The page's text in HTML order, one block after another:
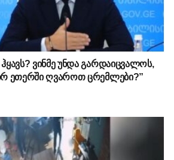
ვინმე უნდა გარდაიცვალოს,
ეთერში ღვაროთ ცრემლები?”